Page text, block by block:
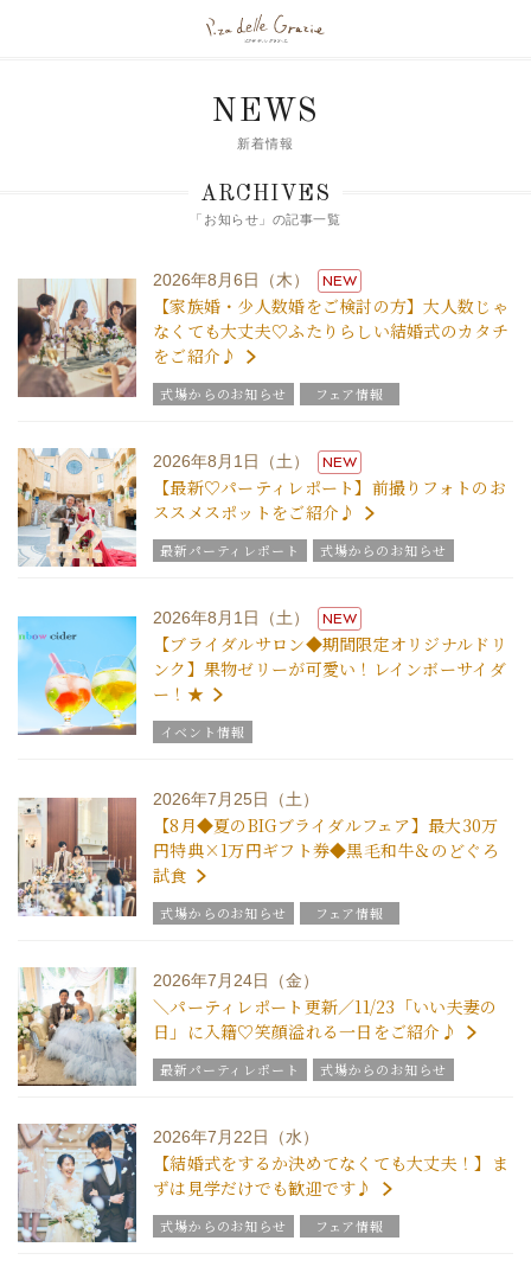
NEWS
新着情報
ARCHIVES
「お知らせ」の記事一覧
2026年8月6日（木） NEW
【家族婚・少人数婚をご検討の方】大人数じゃ
なくても大丈夫♡ふたりらしい結婚式のカタチ
をご紹介♪
式場からのお知らせ フェア情報
2026年8月1日（土） NEW
【最新♡パーティレポート】前撮りフォトのお
ススメスポットをご紹介♪
最新パーティレポート 式場からのお知らせ
2026年8月1日（土） NEW
【ブライダルサロン◆期間限定オリジナルドリ
ンク】果物ゼリーが可愛い！レインボーサイダ
ー！★
イベント情報
2026年7月25日（土）
【8月◆夏のBIGブライダルフェア】最大30万
円特典×1万円ギフト券◆黒毛和牛＆のどぐろ
試食
式場からのお知らせ フェア情報
2026年7月24日（金）
＼パーティレポート更新／11/23「いい夫妻の
日」に入籍♡笑顔溢れる一日をご紹介♪
最新パーティレポート 式場からのお知らせ
2026年7月22日（水）
【結婚式をするか決めてなくても大丈夫！】ま
ずは見学だけでも歓迎です♪
式場からのお知らせ フェア情報